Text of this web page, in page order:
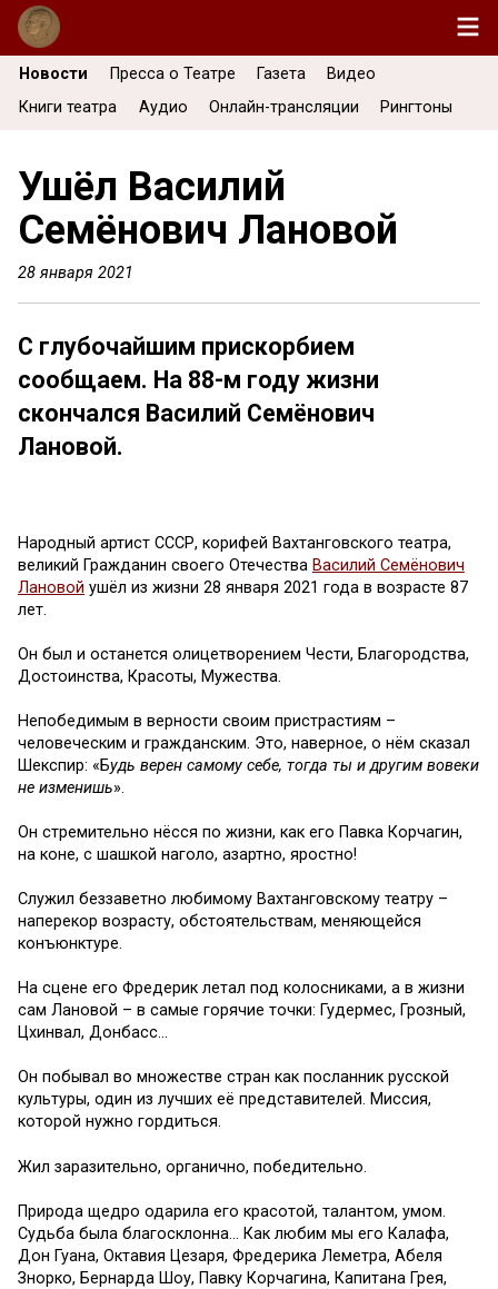
Новости Пресса о Театре Газета
Видео
Книги театра
Аудио Онлайн-трансляции Рингтоны
Ушёл Василий
Семёнович Лановой
28 января 2021
С глубочайшим прискорбием
сообщаем. На 88-м году жизни
скончался Василий Семёнович
Лановой.
Народный артист СССР, корифей Вахтанговского театра,
великий Гражданин своего Отечества Василий Семёнович
Лановой ушёл из жизни 28 января 2021 года в возрасте 87
лет.
Он был и останется олицетворением Чести, Благородства,
Достоинства, Красоты, Мужества.
Непобедимым в верности своим пристрастиям –
человеческим и гражданским. Это, наверное, о нём сказал
Шекспир: «Будь верен самому себе, тогда ты и другим вовеки
не изменишь».
Он стремительно нёсся по жизни, как его Павка Корчагин,
на коне, с шашкой наголо, азартно, яростно!
Служил беззаветно любимому Вахтанговскому театру –
наперекор возрасту, обстоятельствам, меняющейся
конъюнктуре.
На сцене его Фредерик летал под колосниками, а в жизни
сам Лановой – в самые горячие точки: Гудермес, Грозный,
Цхинвал, Донбасс…
Он побывал во множестве стран как посланник русской
культуры, один из лучших её представителей. Миссия,
которой нужно гордиться.
Жил заразительно, органично, победительно.
Природа щедро одарила его красотой, талантом, умом.
Судьба была благосклонна… Как любим мы его Калафа,
Дон Гуана, Октавия Цезаря, Фредерика Леметра, Абеля
Знорко, Бернарда Шоу, Павку Корчагина, Капитана Грея,